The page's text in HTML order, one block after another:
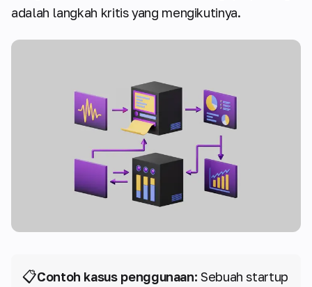
adalah langkah kritis yang mengikutinya.
📋Contoh kasus penggunaan: Sebuah startup